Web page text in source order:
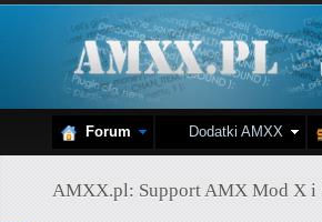
Forum Dodatki AMXX
AMXX.pl: Support AMX Mod X i